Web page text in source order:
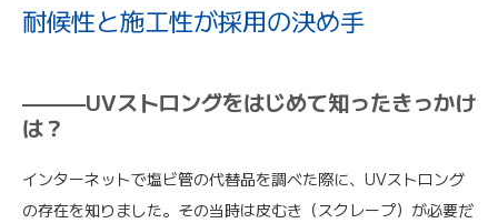
耐候性と施工性が採用の決め手
———UVストロングをはじめて知ったきっかけ
は？
インターネットで塩ビ管の代替品を調べた際に、UVストロング
の存在を知りました。その当時は皮むき（スクレープ）が必要だ